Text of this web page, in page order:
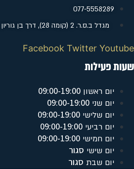
077-5558289
מגדל ב.ס.ר. 2 (קומה 28), דרך בן גוריון 1, בני ברק
Facebook Twitter Youtube
שעות פעילות
יום ראשון 09:00-19:00
יום שני 09:00-19:00
יום שלישי 09:00-19:00
יום רביעי 09:00-19:00
יום חמישי 09:00-19:00
יום שישי סגור
יום שבת סגור